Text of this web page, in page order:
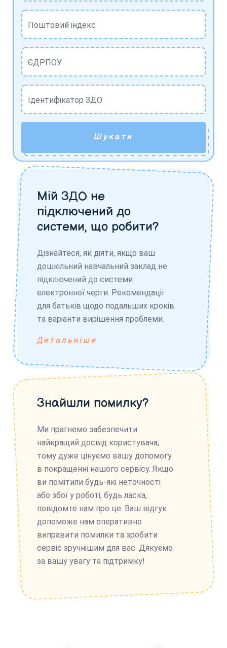
Поштовий індекс
ЄДРПОУ
Ідентифікатор ЗДО
Шукати
Мій ЗДО не
підключений до
системи, що робити?
Дізнайтеся, як діяти, якщо ваш
дошкільний навчальний заклад не
підключений до системи
електронної черги. Рекомендації
для батьків щодо подальших кроків
та варіанти вирішення проблеми.
Детальніше
Знайшли помилку?
Ми прагнемо забезпечити
найкращий досвід користувача,
тому дуже цінуємо вашу допомогу
в покращенні нашого сервісу. Якщо
ви помітили будь-які неточності
або збої у роботі, будь ласка,
повідомте нам про це. Ваш відгук
допоможе нам оперативно
виправити помилки та зробити
сервіс зручнішим для вас. Дякуємо
за вашу увагу та підтримку!